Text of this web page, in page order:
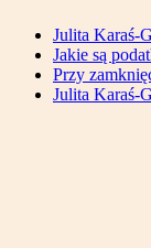
Julita Karaś-
Jakie są
Przy
Julita Karaś-